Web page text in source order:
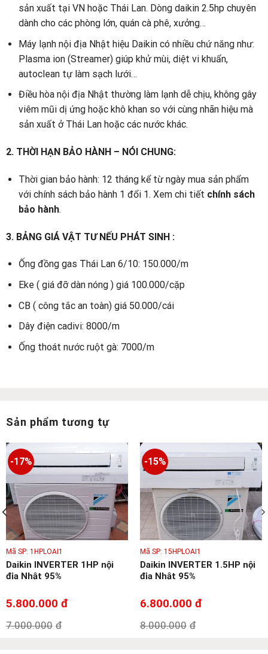
sản xuất tại VN hoặc Thái Lan. Dòng daikin 2.5hp chuyên
dành cho các phòng lớn, quán cà phê, xưởng…
Máy lạnh nội địa Nhật hiệu Daikin có nhiều chứ năng như:
Plasma ion (Streamer) giúp khử mùi, diệt vi khuẩn,
autoclean tự làm sạch lưới…
Điều hòa nội địa Nhật thường làm lạnh dễ chịu, không gây
viêm mũi dị ứng hoặc khô khan so với cùng nhãn hiệu mà
sản xuất ở Thái Lan hoặc các nước khác.
2. THỜI HẠN BẢO HÀNH – NÓI CHUNG:
Thời gian bảo hành: 12 tháng kể từ ngày mua sản phẩm
với chính sách bảo hành 1 đổi 1. Xem chi tiết chính sách
bảo hành.
3. BẢNG GIÁ VẬT TƯ NẾU PHÁT SINH :
Ống đồng gas Thái Lan 6/10: 150.000/m
Eke ( giá đỡ dàn nóng ) giá 100.000/cặp
CB ( công tắc an toàn) giá 50.000/cái
Dây điện cadivi: 8000/m
Ống thoát nước ruột gà: 7000/m
Sản phẩm tương tự
-17%
Mã SP: 1HPLOAI1
Daikin INVERTER 1HP nội
địa Nhật 95%
7.000.000 đ
5.800.000 đ
-15%
Mã SP: 15HPLOAI1
Daikin INVERTER 1.5HP nội
địa Nhật 95%
8.000.000 đ
6.800.000 đ